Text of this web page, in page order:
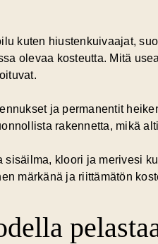
kuten hiustenkuivaajat,
olevaa kosteutta. Mitä
ja permanentit
rakennetta, mikä
kloori ja merivesi
märkänä ja riittämätön